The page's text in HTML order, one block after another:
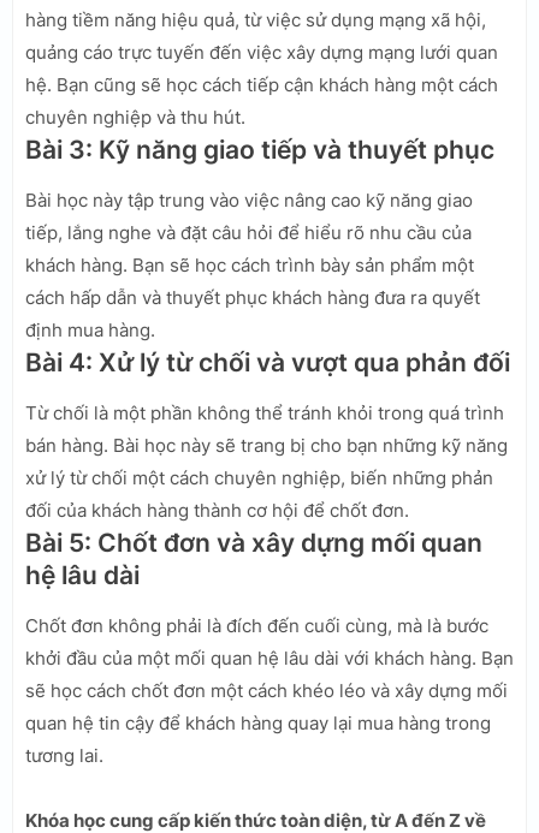
hàng tiềm năng hiệu quả, từ việc sử dụng mạng xã hội,
quảng cáo trực tuyến đến việc xây dựng mạng lưới quan
hệ. Bạn cũng sẽ học cách tiếp cận khách hàng một cách
chuyên nghiệp và thu hút.
Bài 3: Kỹ năng giao tiếp và thuyết phục
Bài học này tập trung vào việc nâng cao kỹ năng giao
tiếp, lắng nghe và đặt câu hỏi để hiểu rõ nhu cầu của
khách hàng. Bạn sẽ học cách trình bày sản phẩm một
cách hấp dẫn và thuyết phục khách hàng đưa ra quyết
định mua hàng.
Bài 4: Xử lý từ chối và vượt qua phản đối
Từ chối là một phần không thể tránh khỏi trong quá trình
bán hàng. Bài học này sẽ trang bị cho bạn những kỹ năng
xử lý từ chối một cách chuyên nghiệp, biến những phản
đối của khách hàng thành cơ hội để chốt đơn.
Bài 5: Chốt đơn và xây dựng mối quan
hệ lâu dài
Chốt đơn không phải là đích đến cuối cùng, mà là bước
khởi đầu của một mối quan hệ lâu dài với khách hàng. Bạn
sẽ học cách chốt đơn một cách khéo léo và xây dựng mối
quan hệ tin cậy để khách hàng quay lại mua hàng trong
tương lai.
Khóa học cung cấp kiến thức toàn diện, từ A đến Z về